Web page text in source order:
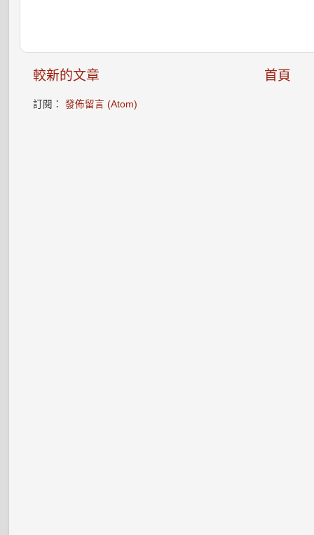
較新的文章 首頁
訂閱：發佈留言 (Atom)